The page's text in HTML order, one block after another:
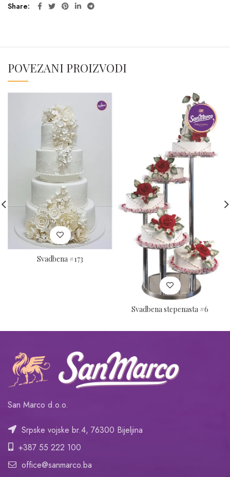
Share
POVEZANI PROIZVODI
Svadbena #173
Svadbena stepenasta #6
San Marco d.o.o.
Srpske vojske br.4, 76300 Bijeljina
+387 55 222 100
office@sanmarco.ba